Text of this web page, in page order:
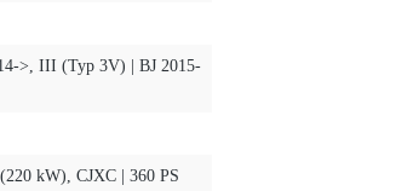
> , III (Typ 3V) | BJ 2015-
(220 kW) , CJXC | 360 PS